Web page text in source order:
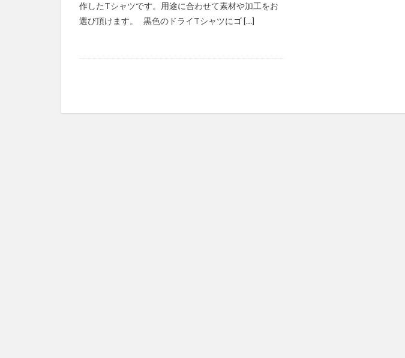
作したTシャツです。用途に合わせて素材や加工をお
選び頂けます。 黒色のドライTシャツにゴ […]